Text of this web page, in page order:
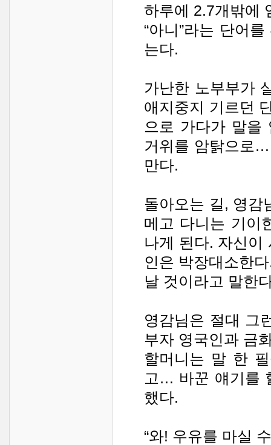
하루에 2.7개밖에
“아니”라는 단어
는다.
가난한 노부부가
애지중지 기르던
으로 가다가 말을
거위를 암탉으로
만다.
돌아오는 길, 영감
메고 다니는 기이
나게 된다. 자신이
인은 박장대소한
날 것이라고 말한
영감님은 절대 그
부자 영국인과 금
할머니는 말 한
고… 바꾼 얘기를
했다.
“와! 우유를 마실